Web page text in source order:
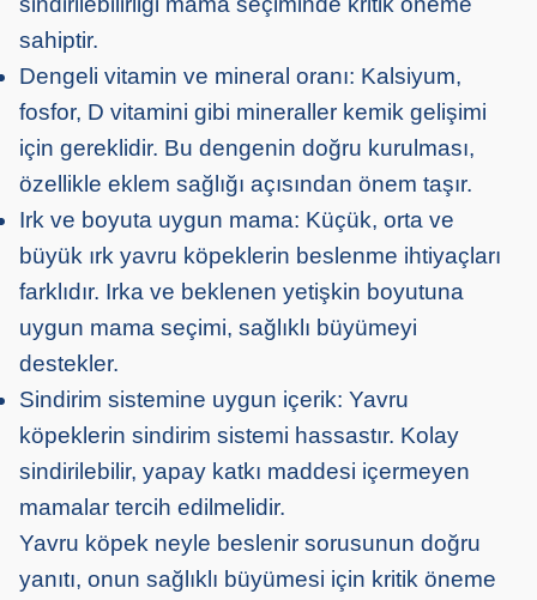
sahiptir.
Dengeli vitamin ve mineral oranı: Kalsiyum,
fosfor, D vitamini gibi mineraller kemik gelişimi
için gereklidir. Bu dengenin doğru kurulması,
özellikle eklem sağlığı açısından önem taşır.
Irk ve boyuta uygun mama: Küçük, orta ve
büyük ırk yavru köpeklerin beslenme ihtiyaçları
farklıdır. Irka ve beklenen yetişkin boyutuna
uygun mama seçimi, sağlıklı büyümeyi
destekler.
Sindirim sistemine uygun içerik: Yavru
köpeklerin sindirim sistemi hassastır. Kolay
sindirilebilir, yapay katkı maddesi içermeyen
mamalar tercih edilmelidir.
Yavru köpek neyle beslenir sorusunun doğru
yanıtı, onun sağlıklı büyümesi için kritik öneme